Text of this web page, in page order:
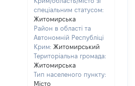
спеціальним статусом:
Житомирська
Район в області та
Автономній Республіці
Крим: Житомирський
Територіальна громада:
Житомирська
Тип населеного пункту:
Місто